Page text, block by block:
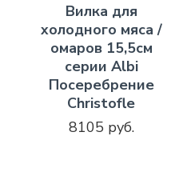
Вилка для
холодного мяса /
омаров 15,5см
серии Albi
Посеребрение
Christofle
8105 руб.